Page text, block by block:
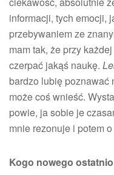
informacji, tych emocji,
przebywaniem ze
mam tak, że przy
czerpać jakąś naukę.
bardzo lubię poznawać
może coś wnieść.
powie, ja sobie je
mnie rezonuje i potem
Kogo nowego